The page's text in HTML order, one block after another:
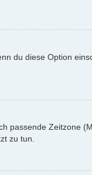
du diese Option
passende Zeitzone
zu tun.